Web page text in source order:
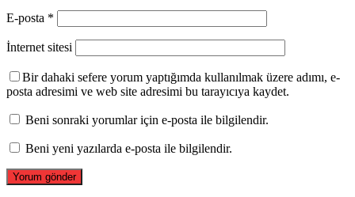
E-posta *
İnternet sitesi
Bir dahaki sefere yorum yaptığımda kullanılmak üzere adımı, e-
posta adresimi ve web site adresimi bu tarayıcıya kaydet.
Beni sonraki yorumlar için e-posta ile bilgilendir.
Beni yeni yazılarda e-posta ile bilgilendir.